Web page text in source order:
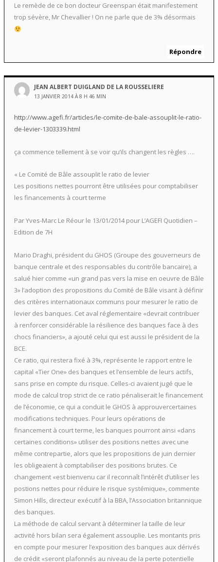
Le remède de ce bon docteur Greenspan était manifestement
trop sévère, Mr Chevallier ! On ne parle que de 3% désormais
Répondre
JEAN ALBERT DUIGLAND DE LA ROUSSELIERE
13 JANVIER 2014 À 8 H 46 MIN
http://www.agefi.fr/articles/le-comite-de-bale-assouplit-le-ratio-
de-levier-1303339.html
ça commence tellement à se voir qu’ils changent les règles ….
« Le Comité de Bâle assouplit le ratio de levier
Les positions nettes pourront être utilisées pour comptabiliser
les financements à court terme
Par Yves-Marc Le Réour le 13/01/2014 pour L’AGEFI Quotidien –
Edition de 7H
Mario Draghi, président du GHOS (Groupe des gouverneurs de
banque centrale et des responsables du contrôle bancaire), a
salué hier comme «un grand pas vers la mise en oeuvre de Bâle
3» l’adoption des propositions du Comité de Bâle visant à définir
des critères internationaux communs pour mesurer le ratio de
levier des banques. Cet aval réglementaire «devrait contribuer
à renforcer considérable la résilience des banques face à des
chocs financiers», a ajouté celui qui est aussi le président de la
BCE.
Ce ratio, qui restera fixé à 3%, représente le rapport entre le
capital «Tier One» des banques et l’ensemble de leurs actifs,
sans prise en compte du risque. Celles-ci avaient jugé que le
mode de calcul trop strict de ce ratio pénaliserait le financement
de l’économie, ce qui a conduit le GHOS à approuvercertaines
modifications techniques. Pour leurs opérations de
financement à court terme, les banques pourront ainsi «dans
certaines conditions» utiliser des positions nettes avec une
même contrepartie, alors que les propositions de juin dernier
les obligeaient à comptabiliser des positions brutes. Ce
changement «est bienvenu car il reconnaît l’intérêt d’utiliser les
postions nettes pour réduire le risque systémique», commente
Simon Hills, directeur exécutif à la BBA, l’Association britannique
des banques.
La méthode de calcul servant à déterminer la taille de leur
activité hors bilan sera également assouplie. Les montants pris
en compte pour mesurer l’exposition des banques aux dérivés
de crédit «seront plafonnés au niveau de la perte potentielle